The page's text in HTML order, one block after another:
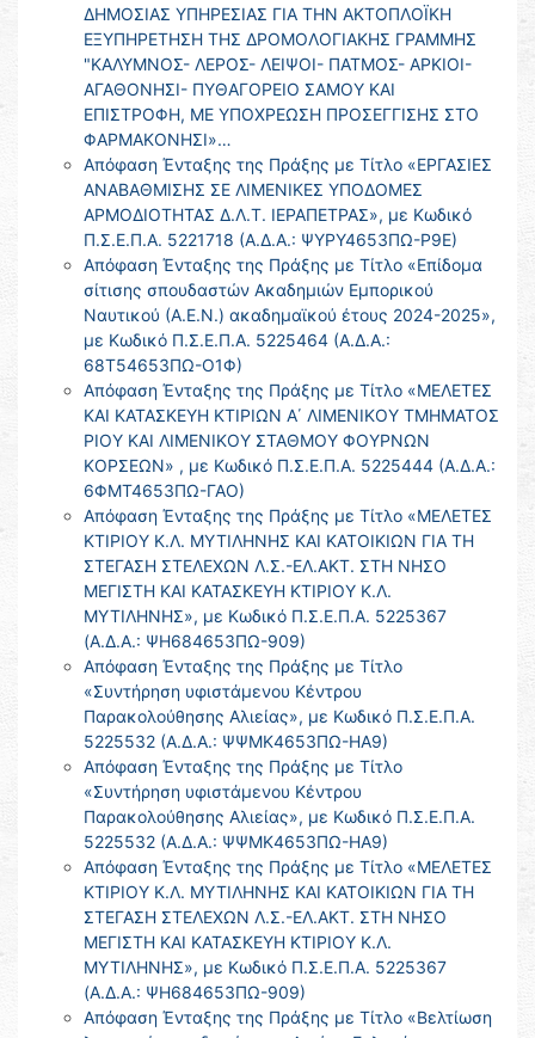
ΔΗΜΟΣΙΑΣ ΥΠΗΡΕΣΙΑΣ ΓΙΑ ΤΗΝ ΑΚΤΟΠΛΟΪΚΗ
ΕΞΥΠΗΡΕΤΗΣΗ ΤΗΣ ΔΡΟΜΟΛΟΓΙΑΚΗΣ ΓΡΑΜΜΗΣ
"ΚΑΛΥΜΝΟΣ- ΛΕΡΟΣ- ΛΕΙΨΟΙ- ΠΑΤΜΟΣ- ΑΡΚΙΟΙ-
ΑΓΑΘΟΝΗΣΙ- ΠΥΘΑΓΟΡΕΙΟ ΣΑΜΟΥ ΚΑΙ
ΕΠΙΣΤΡΟΦΗ, ΜΕ ΥΠΟΧΡΕΩΣΗ ΠΡΟΣΕΓΓΙΣΗΣ ΣΤΟ
ΦΑΡΜΑΚΟΝΗΣΙ»…
Απόφαση Ένταξης της Πράξης με Τίτλο «ΕΡΓΑΣΙΕΣ
ΑΝΑΒΑΘΜΙΣΗΣ ΣΕ ΛΙΜΕΝΙΚΕΣ ΥΠΟΔΟΜΕΣ
ΑΡΜΟΔΙΟΤΗΤΑΣ Δ.Λ.Τ. ΙΕΡΑΠΕΤΡΑΣ», με Κωδικό
Π.Σ.Ε.Π.Α. 5221718 (Α.Δ.Α.: ΨΥΡΥ4653ΠΩ-Ρ9Ε)
Απόφαση Ένταξης της Πράξης με Τίτλο «Επίδομα
σίτισης σπουδαστών Ακαδημιών Εμπορικού
Ναυτικού (Α.Ε.Ν.) ακαδημαϊκού έτους 2024-2025»,
με Κωδικό Π.Σ.Ε.Π.Α. 5225464 (Α.Δ.Α.:
68Τ54653ΠΩ-Ο1Φ)
Απόφαση Ένταξης της Πράξης με Τίτλο «ΜΕΛΕΤΕΣ
ΚΑΙ ΚΑΤΑΣΚΕΥΗ ΚΤΙΡΙΩΝ Α΄ ΛΙΜΕΝΙΚΟΥ ΤΜΗΜΑΤΟΣ
ΡΙΟΥ ΚΑΙ ΛΙΜΕΝΙΚΟΥ ΣΤΑΘΜΟΥ ΦΟΥΡΝΩΝ
ΚΟΡΣΕΩΝ» , με Κωδικό Π.Σ.Ε.Π.Α. 5225444 (Α.Δ.Α.:
6ΦΜΤ4653ΠΩ-ΓΑΟ)
Απόφαση Ένταξης της Πράξης με Τίτλο «ΜΕΛΕΤΕΣ
ΚΤΙΡΙΟΥ Κ.Λ. ΜΥΤΙΛΗΝΗΣ ΚΑΙ ΚΑΤΟΙΚΙΩΝ ΓΙΑ ΤΗ
ΣΤΕΓΑΣΗ ΣΤΕΛΕΧΩΝ Λ.Σ.-ΕΛ.ΑΚΤ. ΣΤΗ ΝΗΣΟ
ΜΕΓΙΣΤΗ ΚΑΙ ΚΑΤΑΣΚΕΥΗ ΚΤΙΡΙΟΥ Κ.Λ.
ΜΥΤΙΛΗΝΗΣ», με Κωδικό Π.Σ.Ε.Π.Α. 5225367
(Α.Δ.Α.: ΨΗ684653ΠΩ-909)
Απόφαση Ένταξης της Πράξης με Τίτλο
«Συντήρηση υφιστάμενου Κέντρου
Παρακολούθησης Αλιείας», με Κωδικό Π.Σ.Ε.Π.Α.
5225532 (Α.Δ.Α.: ΨΨΜΚ4653ΠΩ-ΗΑ9)
Απόφαση Ένταξης της Πράξης με Τίτλο
«Συντήρηση υφιστάμενου Κέντρου
Παρακολούθησης Αλιείας», με Κωδικό Π.Σ.Ε.Π.Α.
5225532 (Α.Δ.Α.: ΨΨΜΚ4653ΠΩ-ΗΑ9)
Απόφαση Ένταξης της Πράξης με Τίτλο «ΜΕΛΕΤΕΣ
ΚΤΙΡΙΟΥ Κ.Λ. ΜΥΤΙΛΗΝΗΣ ΚΑΙ ΚΑΤΟΙΚΙΩΝ ΓΙΑ ΤΗ
ΣΤΕΓΑΣΗ ΣΤΕΛΕΧΩΝ Λ.Σ.-ΕΛ.ΑΚΤ. ΣΤΗ ΝΗΣΟ
ΜΕΓΙΣΤΗ ΚΑΙ ΚΑΤΑΣΚΕΥΗ ΚΤΙΡΙΟΥ Κ.Λ.
ΜΥΤΙΛΗΝΗΣ», με Κωδικό Π.Σ.Ε.Π.Α. 5225367
(Α.Δ.Α.: ΨΗ684653ΠΩ-909)
Απόφαση Ένταξης της Πράξης με Τίτλο «Βελτίωση